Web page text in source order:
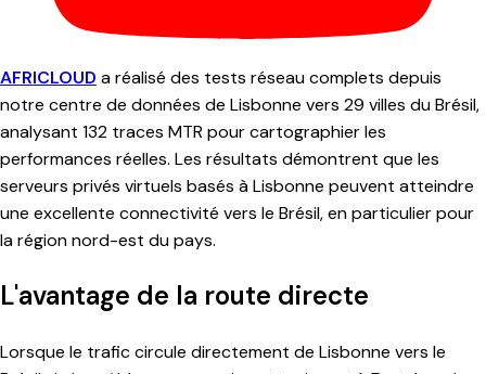
AFRICLOUD a réalisé des tests réseau complets depuis
notre centre de données de Lisbonne vers 29 villes du Brésil,
analysant 132 traces MTR pour cartographier les
performances réelles. Les résultats démontrent que les
serveurs privés virtuels basés à Lisbonne peuvent atteindre
une excellente connectivité vers le Brésil, en particulier pour
la région nord-est du pays.
L'avantage de la route directe
Lorsque le trafic circule directement de Lisbonne vers le